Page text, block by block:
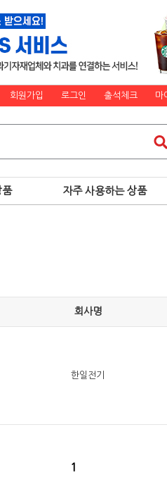
회원가입 로그인 출석체크 마
품 자주 사용하는 상품
회사명
한일전기
1